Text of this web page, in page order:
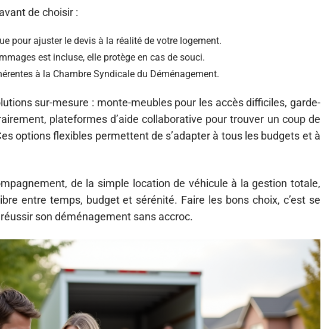
de choisir :
pour ajuster le devis à la réalité de votre logement.
est incluse, elle protège en cas de souci.
à la Chambre Syndicale du Déménagement.
sur-mesure : monte-meubles pour les accès difficiles, garde-
plateformes d’aide collaborative pour trouver un coup de
options flexibles permettent de s’adapter à tous les budgets et à
de la simple location de véhicule à la gestion totale,
entre temps, budget et sérénité. Faire les bons choix, c’est se
son déménagement sans accroc.